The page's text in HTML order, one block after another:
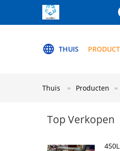
THUIS
Thuis Producten
Top Verkopen